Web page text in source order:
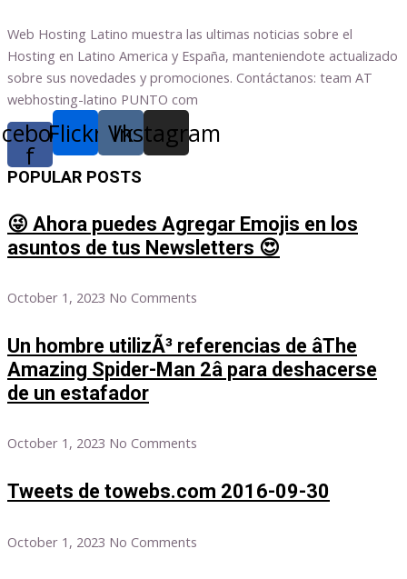
Web Hosting Latino muestra las ultimas noticias sobre el
Hosting en Latino America y España, manteniendote actualizado
sobre sus novedades y promociones. Contáctanos: team AT
webhosting-latino PUNTO com
f
Flickr Vk
Instagram
POPULAR POSTS
😜 Ahora puedes Agregar Emojis en los
asuntos de tus Newsletters 😍
October 1, 2023 No Comments
Un hombre utilizÃ³ referencias de âThe
Amazing Spider-Man 2â para deshacerse
de un estafador
October 1, 2023 No Comments
Tweets de towebs.com 2016-09-30
October 1, 2023 No Comments